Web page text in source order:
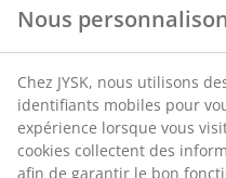
Bain de soleil en acier et
l60 x L189 x H84 cm
Numéro d’article: 3700266
Instructions de montage
Instructions de montage
Nous
Chez JYSK, nous utilisons
identifiants mobiles pour
expérience lorsque vous
cookies collectent des
afin de garantir le bon